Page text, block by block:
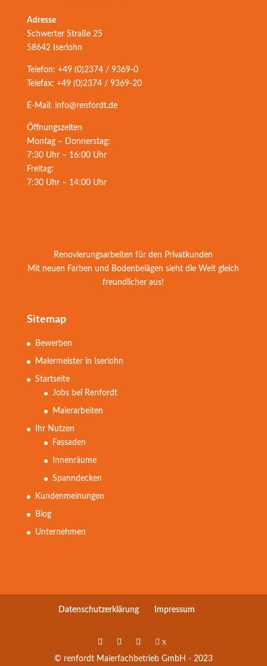
Adresse
Schwerter Straße 25
58642 Iserlohn
Telefon: +49 (0)2374 / 9369-0
Telefax: +49 (0)2374 / 9369-20
E-Mail: info@renfordt.de
Öffnungszeiten
Montag – Donnerstag:
7:30 Uhr – 16:00 Uhr
Freitag:
7:30 Uhr – 14:00 Uhr
Renovierungsarbeiten für den Privatkunden
Mit neuen Farben und Bodenbelägen sieht die Welt gleich
freundlicher aus!
Sitemap
Bewerben
Malermeister in Iserlohn
Startseite
Jobs bei Renfordt
Malerarbeiten
Ihr Nutzen
Fassaden
Innenräume
Spanndecken
Kundenmeinungen
Blog
Unternehmen
Datenschutzerklärung Impressum
x
© renfordt Malerfachbetrieb GmbH - 2023